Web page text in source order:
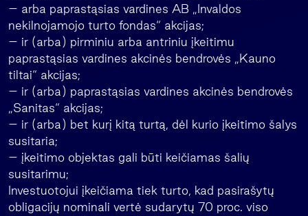
– arba paprastąsias vardines AB „Invaldos
nekilnojamojo turto fondas“ akcijas;
– ir (arba) pirminiu arba antriniu įkeitimu
paprastąsias vardines akcinės bendrovės „Kauno
tiltai“ akcijas;
– ir (arba) paprastąsias vardines akcinės bendrovės
„Sanitas“ akcijas;
– ir (arba) bet kurį kitą turtą, dėl kurio įkeitimo šalys
susitaria;
– įkeitimo objektas gali būti keičiamas šalių
susitarimu;
Investuotojui įkeičiama tiek turto, kad pasirašytų
obligacijų nominali vertė sudarytų 70 proc. viso